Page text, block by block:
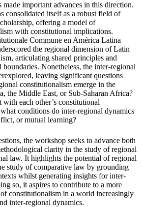
made important advances in this direction.
consolidated itself as a robust field of
offering a model of
with constitutional implications.
Commune en América Latina
the regional dimension of Latin
articulating shared principles and
boundaries. Nonetheless, the inter-regional
leaving significant questions
constitutionalism emerge in the
the Middle East, or Sub-Saharan Africa?
each other’s constitutional
conditions do inter-regional dynamics
or mutual learning?
the workshop seeks to advance both
clarity in the study of regional
law. It highlights the potential of regional
study of comparative law by grounding
whilst generating insights for inter-
so, it aspires to contribute to a more
constitutionalism in a world increasingly
inter-regional dynamics.